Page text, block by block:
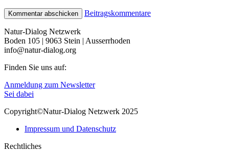
Beitragskommentare
Natur-Dialog Netzwerk
Boden 105 | 9063 Stein | Ausserrhoden
info@natur-dialog.org
Finden Sie uns auf:
Linkedin
page
in
window
E-
Mail
opens
new
Anmeldung zum Newsletter
Sei dabei
Copyright©Natur-Dialog Netzwerk 2025
Impressum und Datenschutz
Rechtliches